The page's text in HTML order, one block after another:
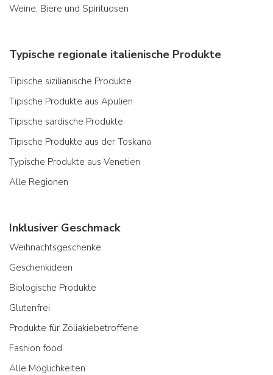
Weine, Biere und Spirituosen
Typische regionale italienische Produkte
Tipische sizilianische Produkte
Tipische Produkte aus Apulien
Tipische sardische Produkte
Tipische Produkte aus der Toskana
Typische Produkte aus Venetien
Alle Regionen
Inklusiver Geschmack
Weihnachtsgeschenke
Geschenkideen
Biologische Produkte
Glutenfrei
Produkte für Zöliakiebetroffene
Fashion food
Alle Möglichkeiten